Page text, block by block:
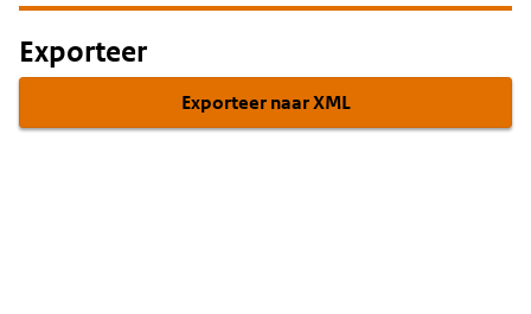
Exporteer
Exporteer naar XML